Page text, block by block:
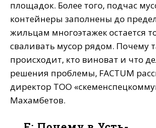
площадок. Более того, подчас
контейнеры заполнены до
жильцам многоэтажек остается
сваливать мусор рядом. Почему
происходит, кто виноват и что
решения проблемы, FACTUM
директор ТОО
Махамбетов.